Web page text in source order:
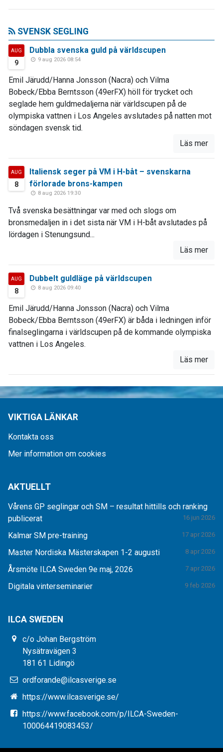
SVENSK SEGLING
AUG
9
Dubbla svenska guld på världscupen
9 aug 2026 08:54
Emil Järudd/Hanna Jonsson (Nacra) och Vilma
Bobeck/Ebba Berntsson (49erFX) höll för trycket och
seglade hem guldmedaljerna när världscupen på de
olympiska vattnen i Los Angeles avslutades på natten mot
söndagen svensk tid.
Läs mer
AUG
8
Italiensk seger på VM i H-båt – svenskarna
förlorade brons-kampen
8 aug 2026 19:30
Två svenska besättningar var med och slogs om
bronsmedaljen in i det sista när VM i H-båt avslutades på
lördagen i Stenungsund...
Läs mer
AUG
8
Dubbelt guldläge på världscupen
8 aug 2026 09:40
Emil Järudd/Hanna Jonsson (Nacra) och Vilma
Bobeck/Ebba Berntsson (49erFX) är båda i ledningen inför
finalseglingarna i världscupen på de kommande olympiska
vattnen i Los Angeles.
Läs mer
VIKTIGA LÄNKAR
Kontakta oss
Mer information om cookies
AKTUELLT
Vårens GP seglingar och SM – resultat hittills och ranking
publicerat
16 jun 2026
Kalmar SM pre-training 17 apr 2026
Master Nordiska Mästerskapen 1-2 augusti 8 apr 2026
Årsmöte ILCA Sweden 9e maj, 2026 7 apr 2026
Digitala vinterseminarier 9 feb 2026
ILCA SWEDEN
c/o Johan Bergström
Nysätravägen 3
181 61 Lidingö
ordforande@ilcasverige.se
https://www.ilcasverige.se/
https://www.facebook.com/p/ILCA-Sweden-
100064419083453/